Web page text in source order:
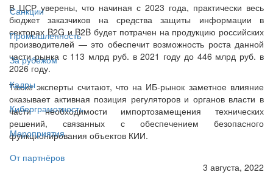
Санкции
Промышленность
За рубежом
Кадры
Киберграмотность
Мероприятия
От партнёров
В ЦСР уверены, что начиная с 2023 года, практически весь
бюджет заказчиков на средства защиты информации в
секторах B2G и B2B будет потрачен на продукцию российских
производителей — это обеспечит возможность роста данной
части рынка c 113 млрд руб. в 2021 году до 446 млрд руб. в
2026 году.
Также эксперты считают, что на ИБ-рынок заметное влияние
оказывает активная позиция регуляторов и органов власти в
части необходимости импортозамещения технических
решений, связанных с обеспечением безопасного
функционирования объектов КИИ.
3 августа, 2022